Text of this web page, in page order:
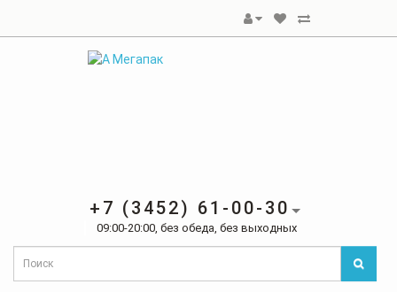
+7 (3452) 61-00-30
09:00-20:00, без обеда, без выходных